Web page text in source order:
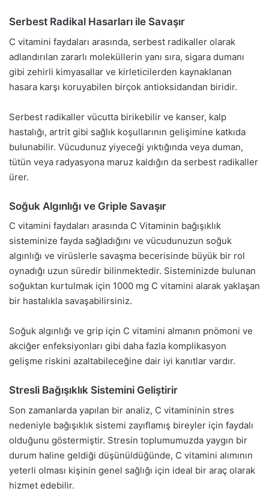
Serbest Radikal Hasarları ile Savaşır
C vitamini faydaları arasında, serbest radikaller olarak
adlandırılan zararlı moleküllerin yanı sıra, sigara dumanı
gibi zehirli kimyasallar ve kirleticilerden kaynaklanan
hasara karşı koruyabilen birçok antioksidandan biridir.
Serbest radikaller vücutta birikebilir ve kanser, kalp
hastalığı, artrit gibi sağlık koşullarının gelişimine katkıda
bulunabilir. Vücudunuz yiyeceği yıktığında veya duman,
tütün veya radyasyona maruz kaldığın da serbest radikaller
ürer.
Soğuk Algınlığı ve Griple Savaşır
C vitamini faydaları arasında C Vitaminin bağışıklık
sisteminize fayda sağladığını ve vücudunuzun soğuk
algınlığı ve virüslerle savaşma becerisinde büyük bir rol
oynadığı uzun süredir bilinmektedir. Sisteminizde bulunan
soğuktan kurtulmak için 1000 mg C vitamini alarak yaklaşan
bir hastalıkla savaşabilirsiniz.
Soğuk algınlığı ve grip için C vitamini almanın pnömoni ve
akciğer enfeksiyonları gibi daha fazla komplikasyon
gelişme riskini azaltabileceğine dair iyi kanıtlar vardır.
Stresli Bağışıklık Sistemini Geliştirir
Son zamanlarda yapılan bir analiz, C vitamininin stres
nedeniyle bağışıklık sistemi zayıflamış bireyler için faydalı
olduğunu göstermiştir. Stresin toplumumuzda yaygın bir
durum haline geldiği düşünüldüğünde, C vitamini alımının
yeterli olması kişinin genel sağlığı için ideal bir araç olarak
hizmet edebilir.